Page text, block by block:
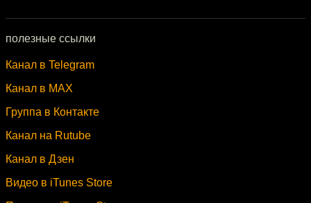
полезные ссылки
Канал в Telegram
Канал в MAX
Группа в Контакте
Канал на Rutube
Канал в Дзен
Видео в iTunes Store